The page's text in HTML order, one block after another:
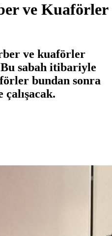
ve Kuaförler
ve kuaförler
Bu sabah itibariyle
bundan sonra